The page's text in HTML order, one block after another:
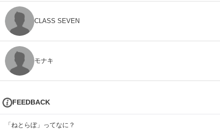
CLASS SEVEN
モナキ
FEEDBACK
「ねとらぼ」ってなに？